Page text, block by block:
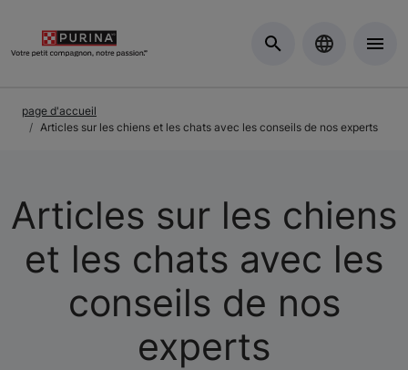
page d'accueil
Articles sur les chiens et les chats avec les conseils de nos experts
Articles sur les chiens
et les chats avec les
conseils de nos
experts